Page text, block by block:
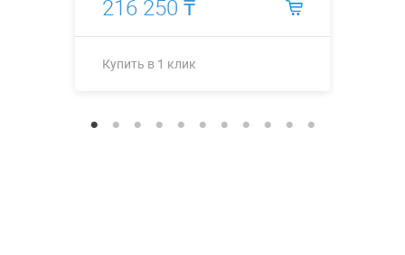
216 250 ₸
Купить в 1 клик